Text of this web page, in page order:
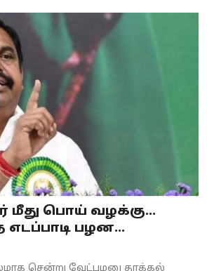
மீது பொய் வழக்கு...
பழன...
சென்று வேட்புமனு தாக்கல்